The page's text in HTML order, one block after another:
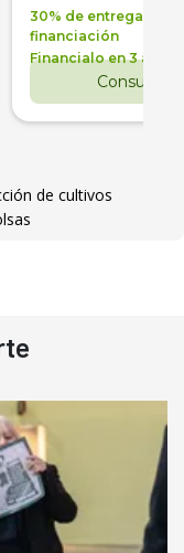
30% de entrega +
financiación
Financialo en 3 años
Consultar
de cultivos